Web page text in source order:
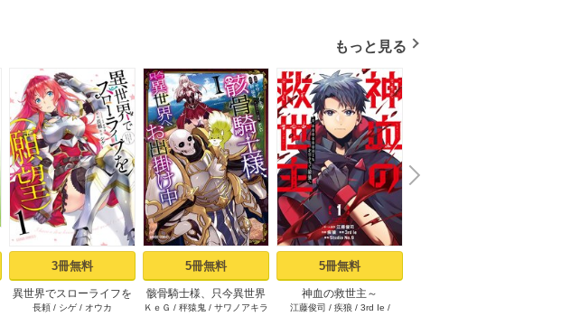
もっと見る
3冊無料
異世界でスローライフを
（願望） 1
長頼 / シゲ / オウカ
5冊無料
骸骨騎士様、只今異世界
へお出掛け中 I
ＫｅＧ / 秤猿鬼 / サワノアキラ
5冊無料
神血の救世主～
0.00000001％を引き当て
江藤俊司 / 疾狼 / 3rd Ie /
N
e
x
t